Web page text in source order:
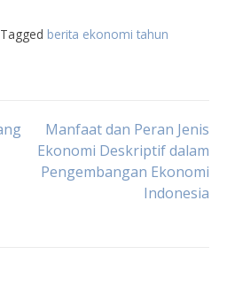
Tagged berita ekonomi tahun
Manfaat dan Peran Jenis
Ekonomi Deskriptif dalam
Pengembangan Ekonomi
Indonesia